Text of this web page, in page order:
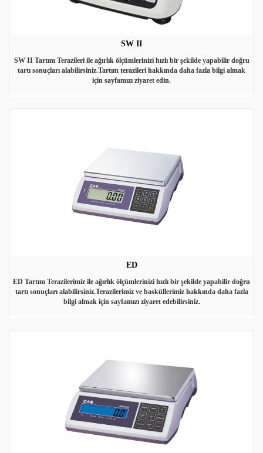
SW II
SW II Tartım Terazileri ile ağırlık ölçümlerinizi hızlı bir şekilde yapabilir doğru
tartı sonuçları alabilirsiniz.Tartım terazileri hakkında daha fazla bilgi almak
için sayfamızı ziyaret edin.
ED
ED Tartım Terazilerimiz ile ağırlık ölçümlerinizi hızlı bir şekilde yapabilir doğru
tartı sonuçları alabilirsiniz.Terazilerimiz ve basküllerimiz hakkında daha fazla
bilgi almak için sayfamızı ziyaret edebilirsiniz.